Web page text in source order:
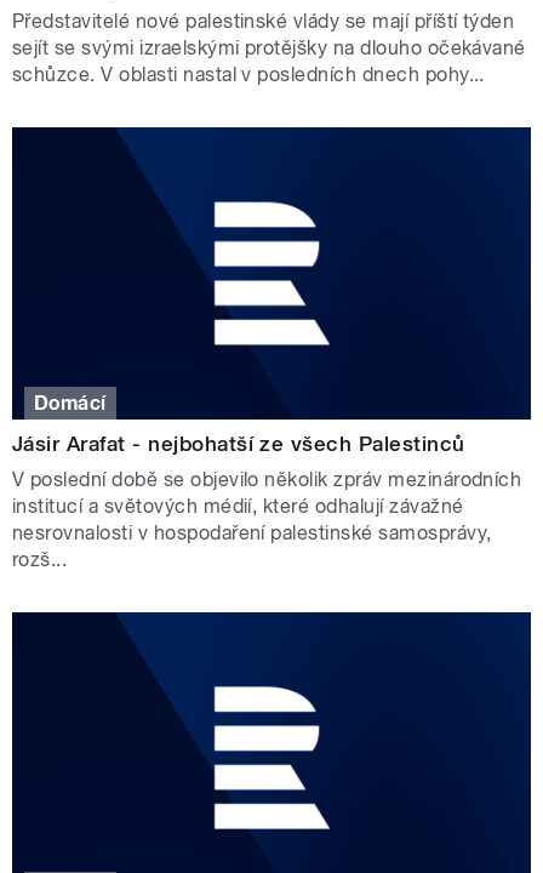
Představitelé nové palestinské vlády se mají příští týden
sejít se svými izraelskými protějšky na dlouho očekávané
schůzce. V oblasti nastal v posledních dnech pohy...
Domácí
Jásir Arafat - nejbohatší ze všech Palestinců
V poslední době se objevilo několik zpráv mezinárodních
institucí a světových médií, které odhalují závažné
nesrovnalosti v hospodaření palestinské samosprávy,
rozš...